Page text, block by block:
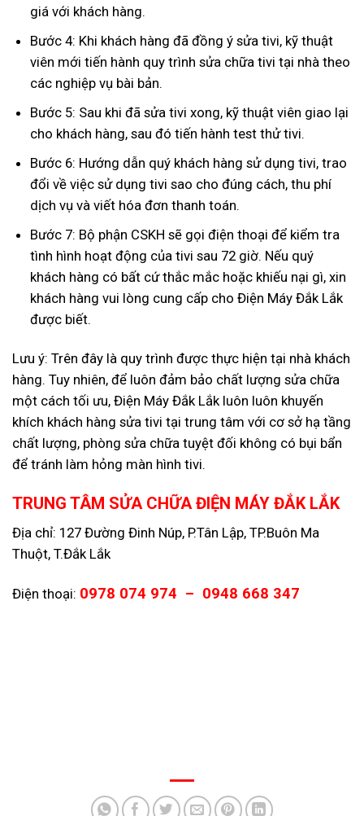
giá với khách hàng.
Bước 4: Khi khách hàng đã đồng ý sửa tivi, kỹ thuật
viên mới tiến hành quy trình sửa chữa tivi tại nhà theo
các nghiệp vụ bài bản.
Bước 5: Sau khi đã sửa tivi xong, kỹ thuật viên giao lại
cho khách hàng, sau đó tiến hành test thử tivi.
Bước 6: Hướng dẫn quý khách hàng sử dụng tivi, trao
đổi về việc sử dụng tivi sao cho đúng cách, thu phí
dịch vụ và viết hóa đơn thanh toán.
Bước 7: Bộ phận CSKH sẽ gọi điện thoại để kiểm tra
tình hình hoạt động của tivi sau 72 giờ. Nếu quý
khách hàng có bất cứ thắc mắc hoặc khiếu nại gì, xin
khách hàng vui lòng cung cấp cho Điện Máy Đắk Lắk
được biết.
Lưu ý: Trên đây là quy trình được thực hiện tại nhà khách
hàng. Tuy nhiên, để luôn đảm bảo chất lượng sửa chữa
một cách tối ưu, Điện Máy Đắk Lắk luôn luôn khuyến
khích khách hàng sửa tivi tại trung tâm với cơ sở hạ tầng
chất lượng, phòng sửa chữa tuyệt đối không có bụi bẩn
để tránh làm hỏng màn hình tivi.
TRUNG TÂM SỬA CHỮA ĐIỆN MÁY ĐẮK LẮK
Địa chỉ: 127 Đường Đinh Núp, P.Tân Lập, TP.Buôn Ma
Thuột, T.Đắk Lắk
Điện thoại: 0978 074 974 – 0948 668 347